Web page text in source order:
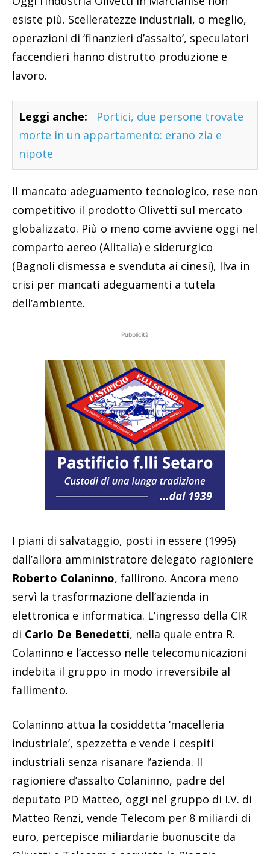
esiste più. Scelleratezze industriali, o meglio,
operazioni di ‘finanzieri d’assalto’, speculatori
faccendieri hanno distrutto produzione e
lavoro.
Leggi anche:
Portici, due persone trovate
morte in un appartamento: erano zia e
nipote
Il mancato adeguamento tecnologico, rese non
competitivo il prodotto Olivetti sul mercato
globalizzato. Più o meno come avviene oggi nel
comparto aereo (Alitalia) e siderurgico
(Bagnoli dismessa e svenduta ai cinesi), Ilva in
crisi per mancati adeguamenti a tutela
dell’ambiente.
Pubblicità
I piani di salvataggio, posti in essere (1995)
dall’allora amministratore delegato ragioniere
Roberto Colaninno, fallirono. Ancora meno
servì la trasformazione dell’azienda in
elettronica e informatica. L’ingresso della CIR
di Carlo De Benedetti, nella quale entra R.
Colaninno e l’accesso nelle telecomunicazioni
indebita il gruppo in modo irreversibile al
fallimento.
Colaninno attua la cosiddetta ‘macelleria
industriale’, spezzetta e vende i cespiti
industriali senza risanare l’azienda. Il
ragioniere d’assalto Colaninno, padre del
deputato PD Matteo, oggi nel gruppo di I.V. di
Matteo Renzi, vende Telecom per 8 miliardi di
euro, percepisce miliardarie buonuscite da